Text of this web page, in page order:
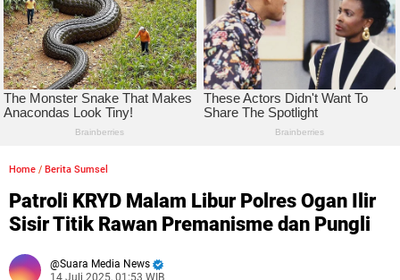
Home / Berita Sumsel
Patroli KRYD Malam Libur Polres Ogan Ilir
Sisir Titik Rawan Premanisme dan Pungli
Suara Media News